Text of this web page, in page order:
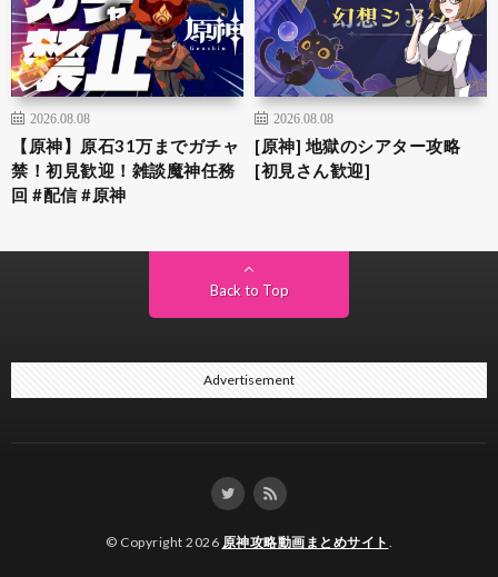
2026.08.08
【原神】原石31万までガチャ
禁！初見歓迎！雑談魔神任務
回 #配信 #原神
2026.08.08
[原神] 地獄のシアター攻略
[初見さん歓迎]
Back to Top
Advertisement
© Copyright 2026 原神攻略動画まとめサイト .